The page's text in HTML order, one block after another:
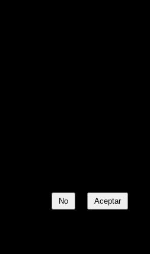
No Aceptar
Kestranek